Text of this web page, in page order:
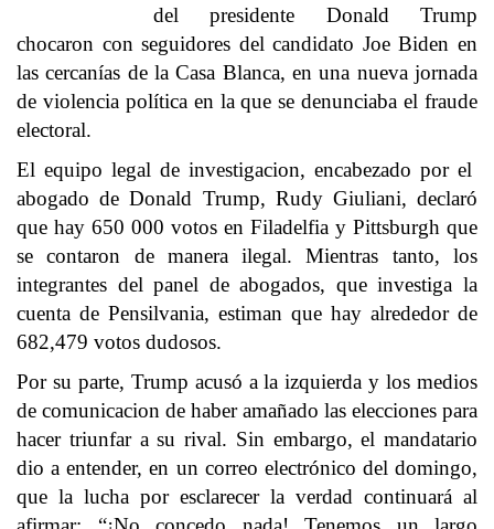
del presidente Donald Trump
chocaron con seguidores del candidato Joe Biden en
las cercanías de la Casa Blanca, en una nueva jornada
de violencia política en la que se denunciaba el fraude
electoral.
El equipo legal de investigacion, encabezado por el
abogado de Donald Trump, Rudy Giuliani, declaró
que hay 650 000 votos en Filadelfia y Pittsburgh que
se contaron de manera ilegal. Mientras tanto, los
integrantes del panel de abogados, que investiga la
cuenta de Pensilvania, estiman que hay alrededor de
682,479 votos dudosos.
Por su parte, Trump acusó a la izquierda y los medios
de comunicacion de haber amañado las elecciones para
hacer triunfar a su rival. Sin embargo, el mandatario
dio a entender, en un correo electrónico del domingo,
que la lucha por esclarecer la verdad continuará al